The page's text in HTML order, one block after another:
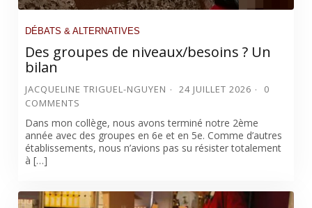
DÉBATS & ALTERNATIVES
Des groupes de niveaux/besoins ? Un
bilan
JACQUELINE TRIGUEL-NGUYEN 24 JUILLET 2026
0
COMMENTS
Dans mon collège, nous avons terminé notre 2ème
année avec des groupes en 6e et en 5e. Comme d’autres
établissements, nous n’avions pas su résister totalement
à […]